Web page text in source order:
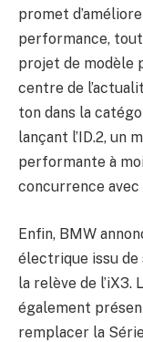
promet
performance,
projet de modèle
centre de
ton dans la
lançant l’ID.2, un
performante à
concurrence
Enfin, BMW
électrique issu de
la relève de l’iX3.
également
remplacer la